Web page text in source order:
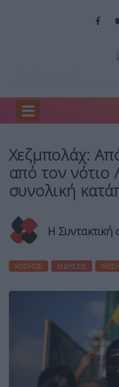
Home
Χεζμπολάχ:
από τον νότιο
συνολική
Η
ΚΌΣΜΟΣ ΕΙΔΉΣΕΙΣ